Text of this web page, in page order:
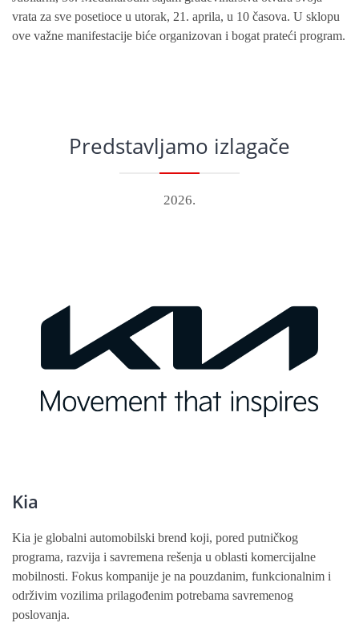
vrata za sve posetioce u utorak, 21. aprila, u 10 časova. U sklopu
ove važne manifestacije biće organizovan i bogat prateći program.
Predstavljamo izlagače
2026.
Kia
Kia je globalni automobilski brend koji, pored putničkog
programa, razvija i savremena rešenja u oblasti komercijalne
mobilnosti. Fokus kompanije je na pouzdanim, funkcionalnim i
održivim vozilima prilagođenim potrebama savremenog
poslovanja.